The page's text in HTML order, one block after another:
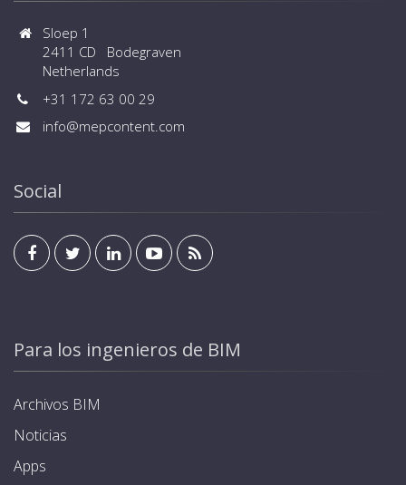
Sloep 1
2411 CD Bodegraven
Netherlands
+31 172 63 00 29
info@mepcontent.com
Social
Para los ingenieros de BIM
Archivos BIM
Noticias
Apps